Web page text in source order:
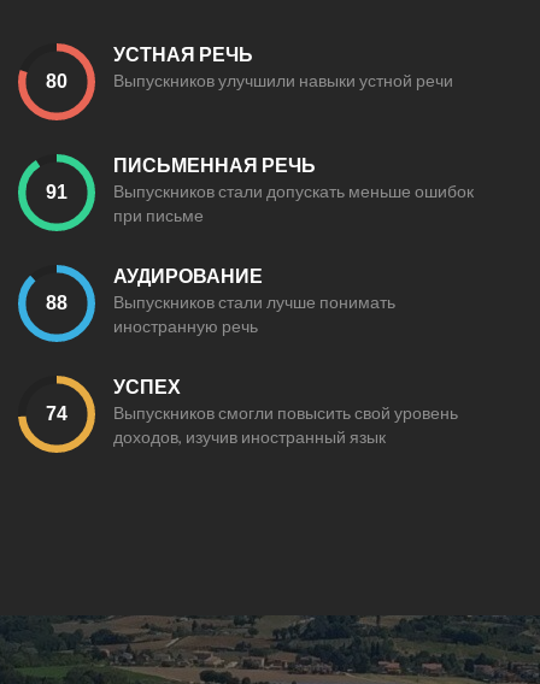
УСТНАЯ РЕЧЬ
Выпускников улучшили навыки устной речи
ПИСЬМЕННАЯ РЕЧЬ
Выпускников стали допускать меньше ошибок
при письме
АУДИРОВАНИЕ
Выпускников стали лучше понимать
иностранную речь
УСПЕХ
Выпускников смогли повысить свой уровень
доходов, изучив иностранный язык